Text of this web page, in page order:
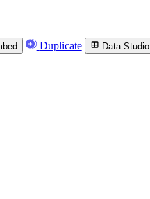
Duplicate Data Studio